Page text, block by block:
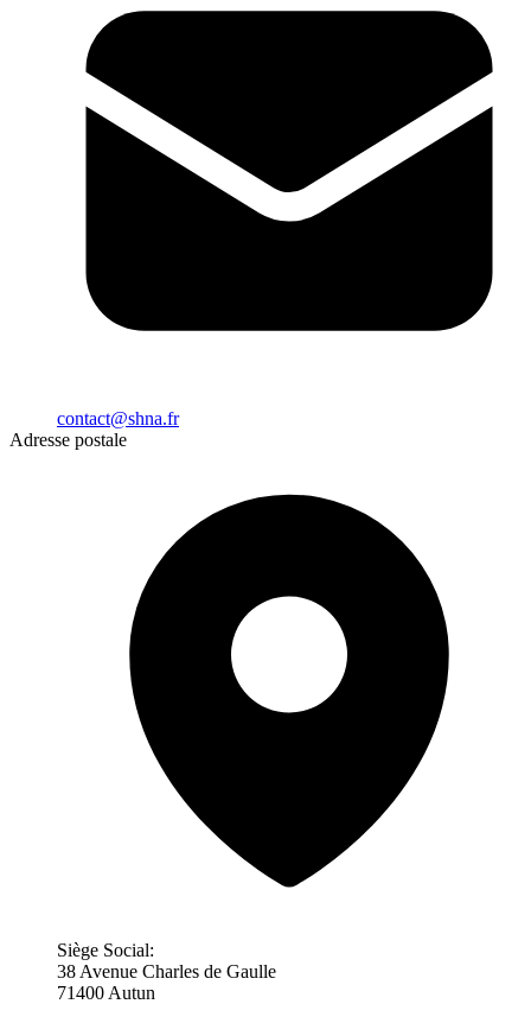
contact@shna.fr
Adresse postale
Siège Social:
38 Avenue Charles de Gaulle
71400 Autun